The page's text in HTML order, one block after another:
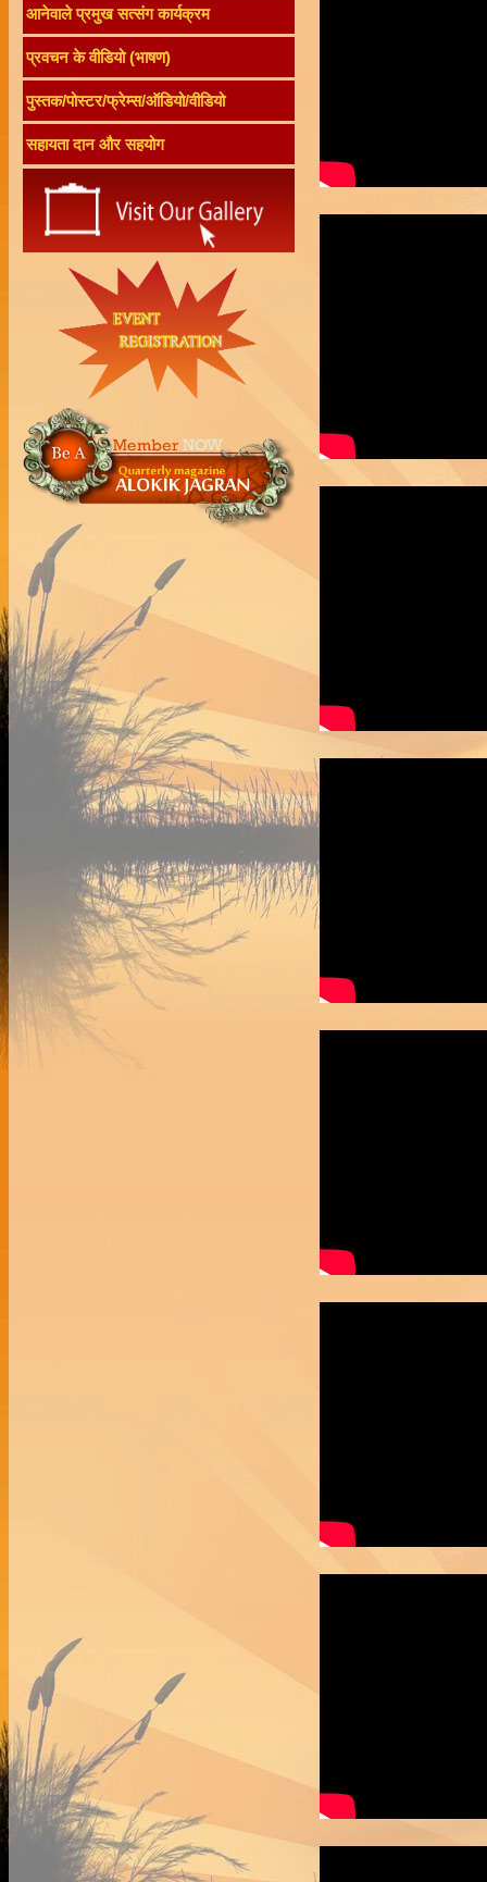
आनेवाले प्रमुख सत्संग कार्यक्रम
प्रवचन के वीडियो (भाषण)
पुस्तक/पोस्टर/फ्रेम्स/ऑडियो/वीडियो
सहायता दान और सहयोग